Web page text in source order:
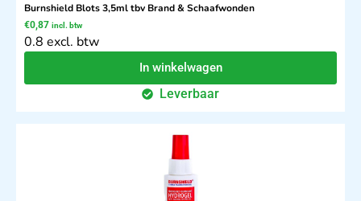
Burnshield Blots 3,5ml tbv Brand & Schaafwonden
€0,87 incl. btw
0.8 excl. btw
In winkelwagen
Leverbaar